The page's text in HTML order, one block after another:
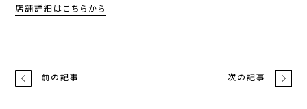
店舗詳細はこちらから
前の記事 次の記事